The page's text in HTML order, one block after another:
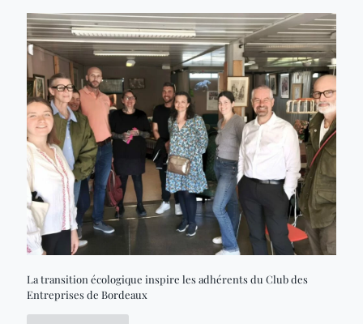
La transition écologique inspire les adhérents du Club des
Entreprises de Bordeaux